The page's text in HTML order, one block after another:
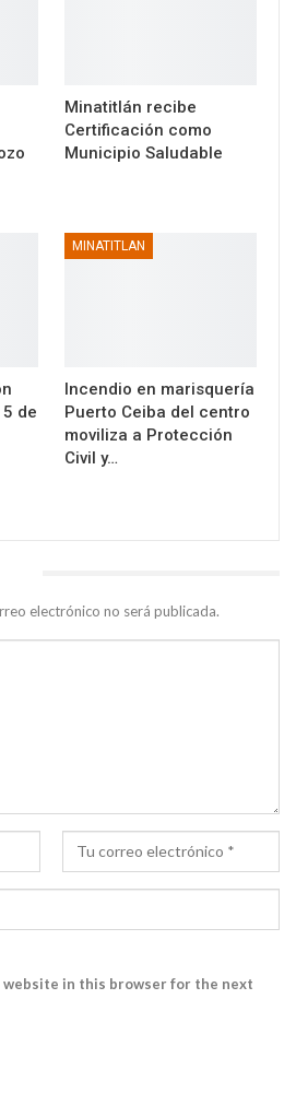
Minatitlán recibe
Certificación como
Municipio Saludable
de
MINATITLAN
Incendio en marisquería
Puerto Ceiba del centro
moviliza a Protección
Civil y…
electrónico no será publicada.
website in this browser for the next